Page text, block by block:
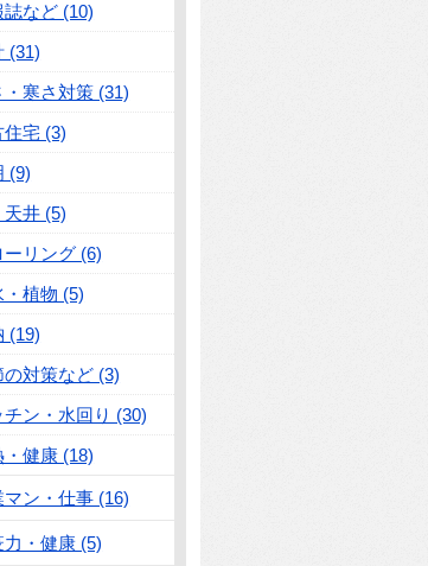
誌など (10)
(31)
・寒さ対策 (31)
住宅 (3)
(9)
天井 (5)
ーリング (6)
・植物 (5)
(19)
の対策など (3)
チン・水回り (30)
・健康 (18)
マン・仕事 (16)
力・健康 (5)